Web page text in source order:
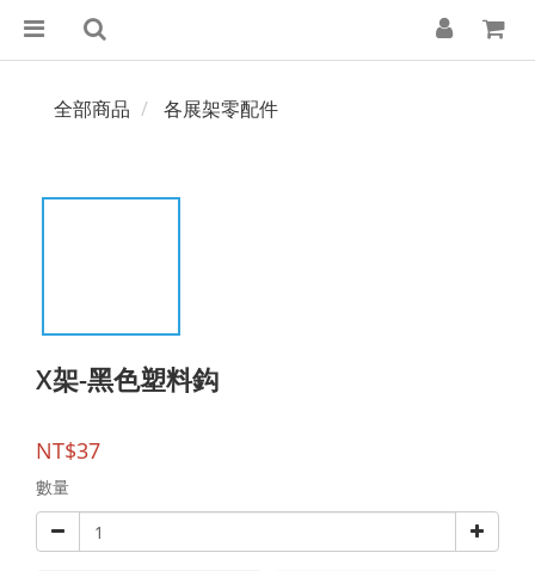
全部商品 各展架零配件
X架-黑色塑料鈎
NT$37
數量